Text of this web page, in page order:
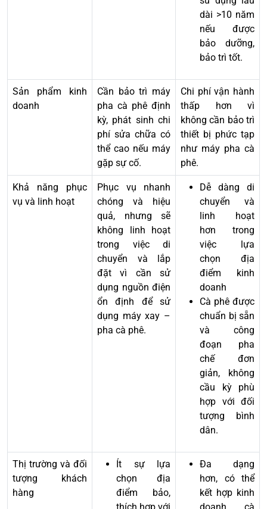
dài >10 năm
nếu được
bảo dưỡng,
bảo trì tốt.
Sản phẩm kinh
doanh
Cần bảo trì máy
pha cà phê định
kỳ, phát sinh chi
phí sửa chữa có
thể cao nếu máy
gặp sự cố.
Chi phí vận hành
thấp hơn vì
không cần bảo trì
thiết bị phức tạp
như máy pha cà
phê.
Khả năng phục
vụ và linh hoạt
Phục vụ nhanh
chóng và hiệu
quả, nhưng sẽ
không linh hoạt
trong việc di
chuyển và lắp
đặt vì cần sử
dụng nguồn điện
ổn định để sử
dụng máy xay –
pha cà phê.
Dễ dàng di
chuyển và
linh hoạt
hơn trong
việc lựa
chọn địa
điểm kinh
doanh
Cà phê được
chuẩn bị sẵn
và công
đoạn pha
chế đơn
giản, không
cầu kỳ phù
hợp với đối
tượng bình
dân.
Thị trường và đối
tượng khách
hàng
Ít sự lựa
chọn địa
điểm bảo,
thích hợp với
Đa dạng
hơn, có thể
kết hợp kinh
doanh cà